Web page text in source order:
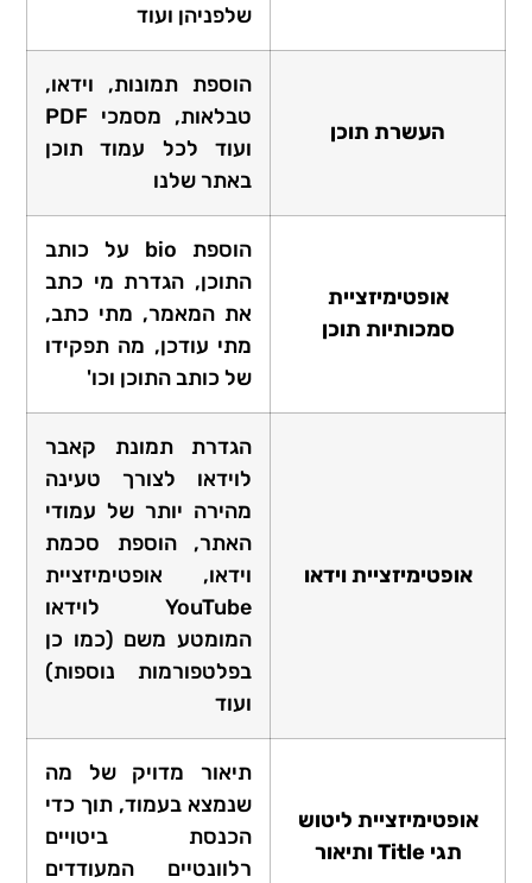
שלפניהן ועוד
העשרת תוכן
הוספת תמונות, וידאו,
טבלאות, מסמכי PDF
ועוד לכל עמוד תוכן
באתר שלנו
אופטימיזציית
סמכותיות תוכן
הוספת bio על כותב
התוכן, הגדרת מי כתב
את המאמר, מתי כתב,
מתי עודכן, מה תפקידו
של כותב התוכן וכו'
אופטימיזציית וידאו
הגדרת תמונת קאבר
לוידאו לצורך טעינה
מהירה יותר של עמודי
האתר, הוספת סכמת
וידאו, אופטימיזציית
YouTube לוידאו
המומטע משם (כמו כן
בפלטפורמות נוספות)
ועוד
אופטימיזציית ליטוש
תגי Title ותיאור
תיאור מדויק של מה
שנמצא בעמוד, תוך כדי
הכנסת ביטויים
רלוונטיים המעודדים